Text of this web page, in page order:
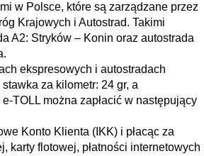
w Polsce, które są zarządzane przez
Krajowych i Autostrad. Takimi
A2: Stryków – Konin oraz autostrada
ekspresowych i autostradach
za kilometr: 24 gr, a
TOLL można zapłacić w następujący
Konto Klienta (IKK) i płacąc za
karty flotowej, płatności internetowych